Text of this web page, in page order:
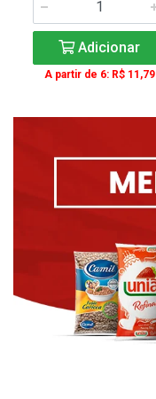
Adicionar
A partir de 6: R$ 11,79